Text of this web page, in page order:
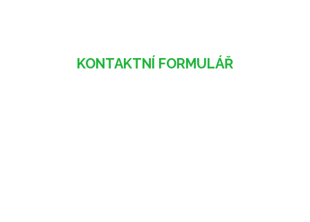
KONTAKTNÍ FORMULÁŘ